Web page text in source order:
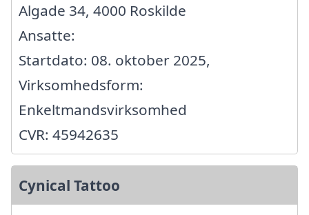
Algade 34, 4000 Roskilde
Ansatte:
Startdato: 08. oktober 2025,
Virksomhedsform:
Enkeltmandsvirksomhed
CVR: 45942635
Cynical Tattoo